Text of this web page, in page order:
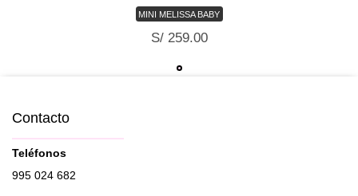
MINI MELISSA BABY
S/ 259.00
Contacto
Teléfonos
995 024 682